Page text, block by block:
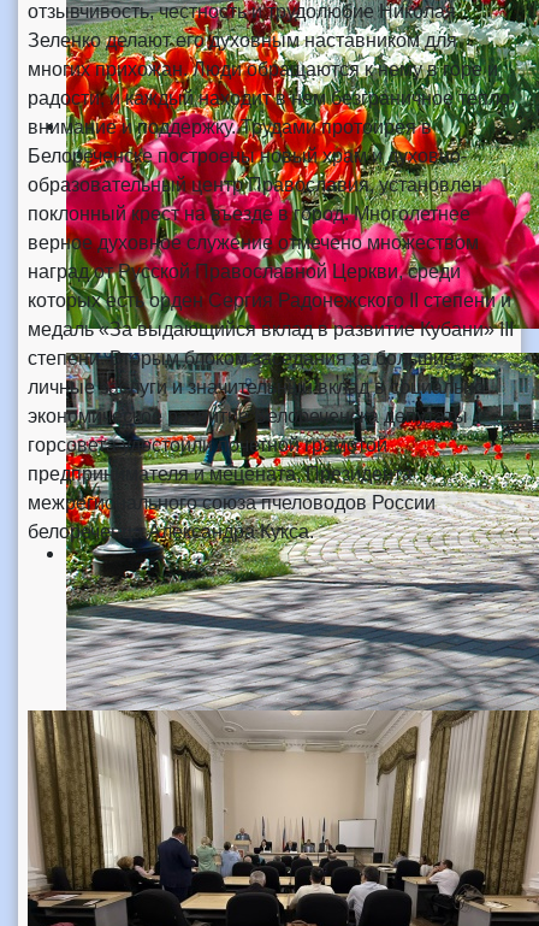
отзывчивость, честность и трудолюбие Николая
Зеленко делают его духовным наставником для
многих прихожан. Люди обращаются к нему в горе и
радости, и каждый находит в нем безграничное тепло,
внимание и поддержку. Трудами протоирея в
Белореченске построены новый храм и духовно-
образовательный центр Православия, установлен
поклонный крест на въезде в город. Многолетнее
верное духовное служение отмечено множеством
наград от Русской Православной Церкви, среди
которых есть орден Сергия Радонежского II степени и
медаль «За выдающийся вклад в развитие Кубани» III
степени. Вторым блоком заседания за большие
личные заслуги и значительный вклад в социально
экономическое развитие Белореченска депутаты
горсовета удостоили почетной грамотой
предпринимателя и мецената, Президента
межрегионального союза пчеловодов России
белореченца Александра Кукса.